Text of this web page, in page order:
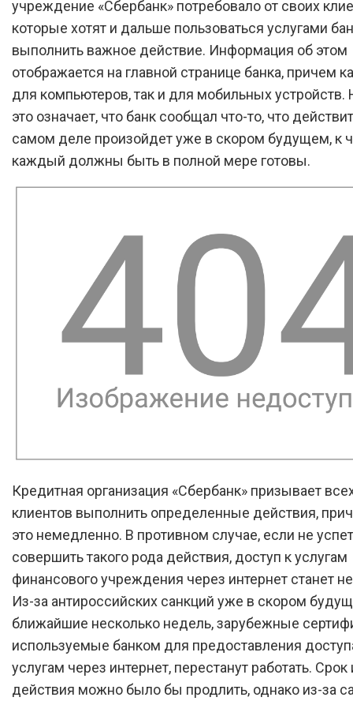
учреждение «Сбербанк» потребовало от своих
которые хотят и дальше пользоваться услугами
выполнить важное действие. Информация об этом
отображается на главной странице банка, причем
для компьютеров, так и для мобильных устройств.
это означает, что банк сообщал что-то, что
самом деле произойдет уже в скором будущем, к
каждый должны быть в полной мере готовы.
Кредитная организация «Сбербанк» призывает
клиентов выполнить определенные действия,
это немедленно. В противном случае, если не
совершить такого рода действия, доступ к услугам
финансового учреждения через интернет станет
Из-за антироссийских санкций уже в скором
ближайшие несколько недель, зарубежные
используемые банком для предоставления
услугам через интернет, перестанут работать. Срок
действия можно было бы продлить, однако из-за